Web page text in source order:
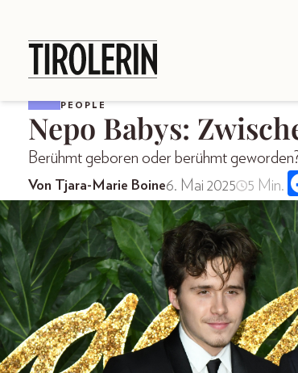
PEOPLE
Nepo Babys:
Berühmt geboren oder berühmt
Von Tjara-Marie Boine6. Mai 2025 5 Min.